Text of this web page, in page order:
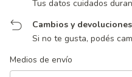
Tus datos cuidados
Cambios y devoluciones
Si no te gusta, podés
Entregas para el CP:
Medios de envío